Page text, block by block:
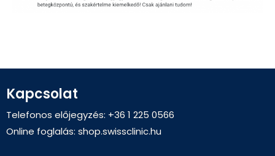
Kapcsolat
Telefonos előjegyzés: +36 1 225 0566
Online foglalás: shop.swissclinic.hu